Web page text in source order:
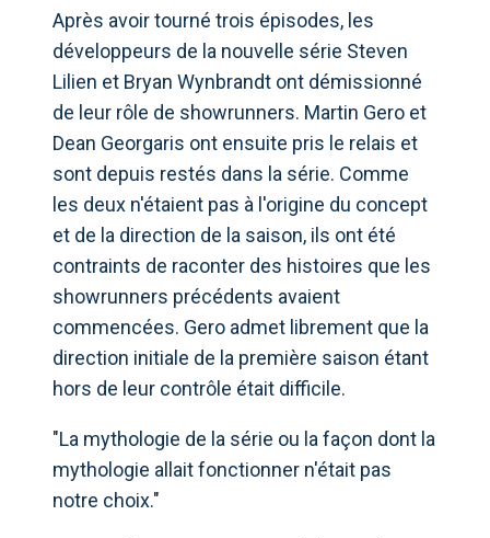
Après avoir tourné trois épisodes, les
développeurs de la nouvelle série Steven
Lilien et Bryan Wynbrandt ont démissionné
de leur rôle de showrunners. Martin Gero et
Dean Georgaris ont ensuite pris le relais et
sont depuis restés dans la série. Comme
les deux n'étaient pas à l'origine du concept
et de la direction de la saison, ils ont été
contraints de raconter des histoires que les
showrunners précédents avaient
commencées. Gero admet librement que la
direction initiale de la première saison étant
hors de leur contrôle était difficile.
"La mythologie de la série ou la façon dont la
mythologie allait fonctionner n'était pas
notre choix."